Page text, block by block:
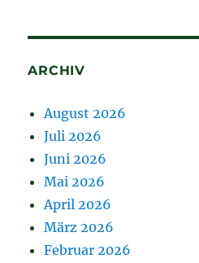
ARCHIV
August 2026
Juli 2026
Juni 2026
Mai 2026
April 2026
März 2026
Februar 2026